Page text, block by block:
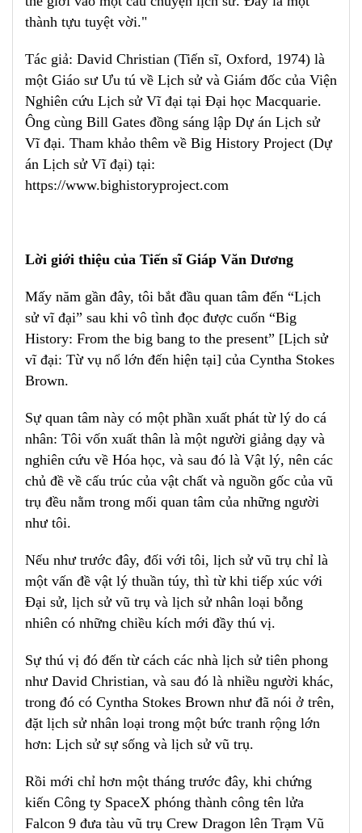
thành tựu tuyệt vời."
Tác giả: David Christian (Tiến sĩ, Oxford, 1974) là
một Giáo sư Ưu tú về Lịch sử và Giám đốc của Viện
Nghiên cứu Lịch sử Vĩ đại tại Đại học Macquarie.
Ông cùng Bill Gates đồng sáng lập Dự án Lịch sử
Vĩ đại. Tham khảo thêm về Big History Project (Dự
án Lịch sử Vĩ đại) tại:
https://www.bighistoryproject.com
Lời giới thiệu của Tiến sĩ Giáp Văn Dương
Mấy năm gần đây, tôi bắt đầu quan tâm đến “Lịch
sử vĩ đại” sau khi vô tình đọc được cuốn “Big
History: From the big bang to the present” [Lịch sử
vĩ đại: Từ vụ nổ lớn đến hiện tại] của Cyntha Stokes
Brown.
Sự quan tâm này có một phần xuất phát từ lý do cá
nhân: Tôi vốn xuất thân là một người giảng dạy và
nghiên cứu về Hóa học, và sau đó là Vật lý, nên các
chủ đề về cấu trúc của vật chất và nguồn gốc của vũ
trụ đều nằm trong mối quan tâm của những người
như tôi.
Nếu như trước đây, đối với tôi, lịch sử vũ trụ chỉ là
một vấn đề vật lý thuần túy, thì từ khi tiếp xúc với
Đại sử, lịch sử vũ trụ và lịch sử nhân loại bỗng
nhiên có những chiều kích mới đầy thú vị.
Sự thú vị đó đến từ cách các nhà lịch sử tiên phong
như David Christian, và sau đó là nhiều người khác,
trong đó có Cyntha Stokes Brown như đã nói ở trên,
đặt lịch sử nhân loại trong một bức tranh rộng lớn
hơn: Lịch sử sự sống và lịch sử vũ trụ.
Rồi mới chỉ hơn một tháng trước đây, khi chứng
kiến Công ty SpaceX phóng thành công tên lửa
Falcon 9 đưa tàu vũ trụ Crew Dragon lên Trạm Vũ